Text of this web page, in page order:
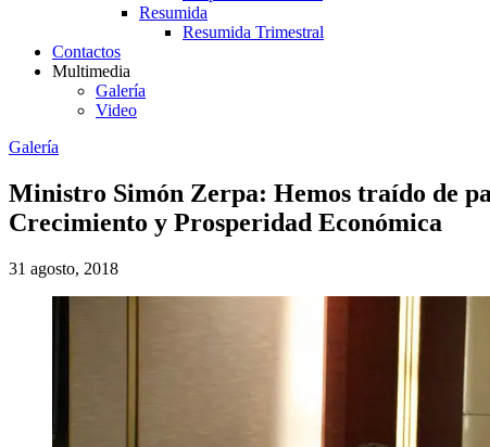
Resumida
Resumida Trimestral
Contactos
Multimedia
Galería
Video
Galería
Ministro Simón Zerpa: Hemos traído de
Crecimiento y Prosperidad Económica
31 agosto, 2018